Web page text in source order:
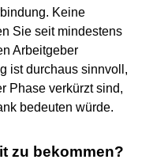
Keine
Sie seit mindestens
Arbeitgeber
ist durchaus sinnvoll,
Phase verkürzt sind,
bedeuten würde.
zu bekommen?